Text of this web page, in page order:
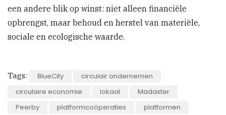
een andere blik op winst: niet alleen financiële
opbrengst, maar behoud en herstel van materiële,
sociale en ecologische waarde.
Tags: BlueCity
circulair ondernemen
circulaire economie
lokaal
Madaster
Peerby
platformcoöperaties platformen